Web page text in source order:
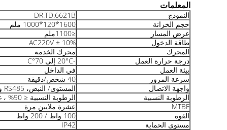
المعلمات
النموذج
DR.TD.6621B
حجم الخزانة
1600*120*1000 ملم
عرض المسار
≤1100ملم
طاقة الدخول
AC220V ± 10%
المحرك
محرك الخدمة
درجة حرارة العمل
-20°C إلى 70°C
بيئة العمل
في الداخل
سرعة المرور
40 شخص/دقيقة
واجهة الاتصال
المستوى/ النبض، RS485 و CAN
الرطوبة النسبية
الرطوبة النسبية ≤ 90% ، غير مكثفة
MTBF
عشرة ملايين مرة
القوة
100 واط / 200 واط
مستوى الحماية
IP42